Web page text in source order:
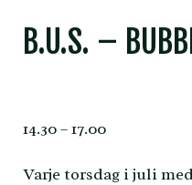
B.U.S. –
14.30 – 17.00
Varje torsdag i juli